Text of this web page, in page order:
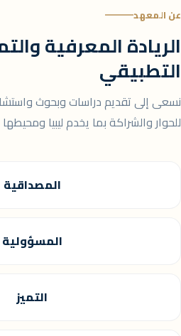
عن المعهد
الريادة المعرفية
التطبيقي
نسعى إلى تقديم دراسات وبحوث
للحوار والشراكة بما يخدم ليبيا
المصداقية
المسؤولية
التميز